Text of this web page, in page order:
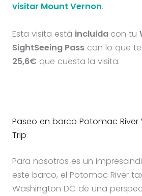
visitar Mount Vernon.
Esta visita está incluida con tu
SightSeeing Passcon lo que
25,6€ que cuesta la visita.
Paseo en barco Potomac River
Trip
Para nosotros es un
este barco, el Potomac River
Washington DC de una